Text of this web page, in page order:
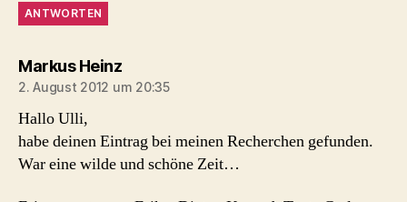
ANTWORTEN
Markus Heinzsagt:
2. August 2012 um 20:35
Hallo Ulli,
habe deinen Eintrag bei meinen Recherchen gefunden.
War eine wilde und schöne Zeit…